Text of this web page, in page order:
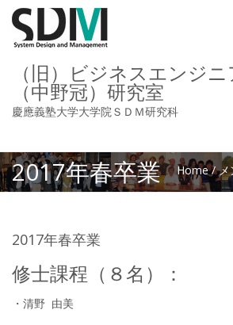
（旧）ビジネスエンジ
（中野冠）研究室
慶應義塾大学大学院ＳＤＭ研究科
2017年春卒業 Home / メ
2017年春卒業
修士課程（８名）：
・清野 由美